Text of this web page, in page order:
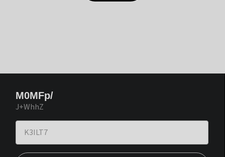
M0MFp/
J+WhhZ